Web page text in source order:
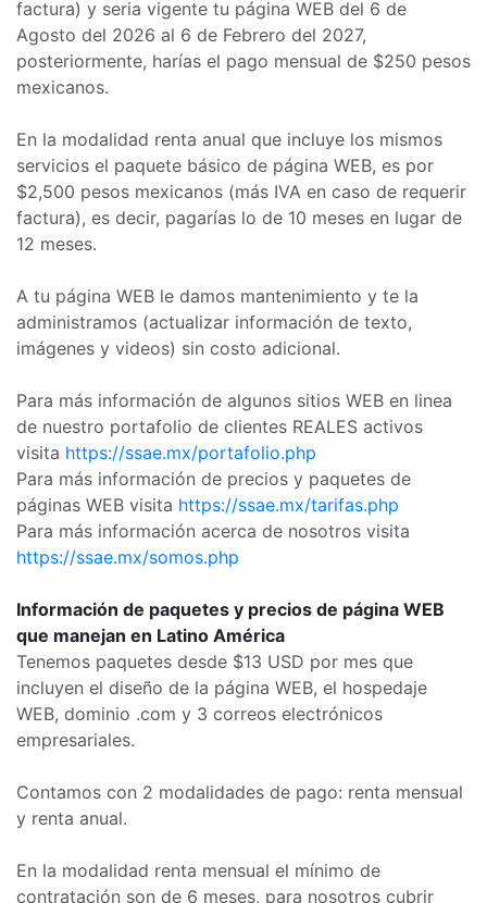
factura) y seria vigente tu página WEB del 6 de
Agosto del 2026 al 6 de Febrero del 2027,
posteriormente, harías el pago mensual de $250 pesos
mexicanos.
En la modalidad renta anual que incluye los mismos
servicios el paquete básico de página WEB, es por
$2,500 pesos mexicanos (más IVA en caso de requerir
factura), es decir, pagarías lo de 10 meses en lugar de
12 meses.
A tu página WEB le damos mantenimiento y te la
administramos (actualizar información de texto,
imágenes y videos) sin costo adicional.
Para más información de algunos sitios WEB en linea
de nuestro portafolio de clientes REALES activos
visita https://ssae.mx/portafolio.php
Para más información de precios y paquetes de
páginas WEB visita https://ssae.mx/tarifas.php
Para más información acerca de nosotros visita
https://ssae.mx/somos.php
Información de paquetes y precios de página WEB
que manejan en Latino América
Tenemos paquetes desde $13 USD por mes que
incluyen el diseño de la página WEB, el hospedaje
WEB, dominio .com y 3 correos electrónicos
empresariales.
Contamos con 2 modalidades de pago: renta mensual
y renta anual.
En la modalidad renta mensual el mínimo de
contratación son de 6 meses, para nosotros cubrir